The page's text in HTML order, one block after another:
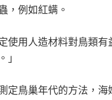
，例如紅螨。
定使用人造材料對鳥類
」
定鳥巢年代的方法，